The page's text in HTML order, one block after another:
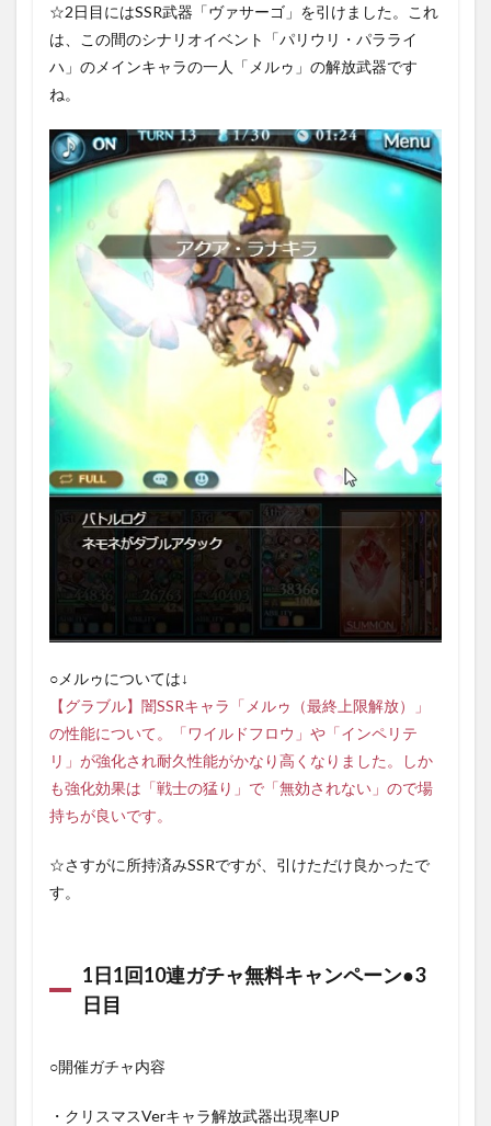
☆2日目にはSSR武器「ヴァサーゴ」を引けました。これ
は、この間のシナリオイベント「パリウリ・パラライ
ハ」のメインキャラの一人「メルゥ」の解放武器です
ね。
○メルゥについては↓
【グラブル】闇SSRキャラ「メルゥ（最終上限解放）」
の性能について。「ワイルドフロウ」や「インペリテ
リ」が強化され耐久性能がかなり高くなりました。しか
も強化効果は「戦士の猛り」で「無効されない」ので場
持ちが良いです。
☆さすがに所持済みSSRですが、引けただけ良かったで
す。
1日1回10連ガチャ無料キャンペーン●3
日目
○開催ガチャ内容
・クリスマスVerキャラ解放武器出現率UP